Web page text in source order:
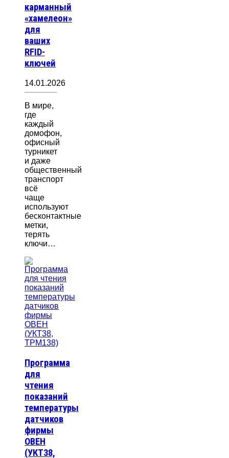
карманный
«хамелеон»
для
ваших
RFID-
ключей
14.01.2026
В мире,
где
каждый
домофон,
офисный
турникет
и даже
общественный
транспорт
всё
чаще
используют
бесконтактные
метки,
терять
ключи…
Программа
для
чтения
показаний
температуры
датчиков
фирмы
ОВЕН
(УКТ38,